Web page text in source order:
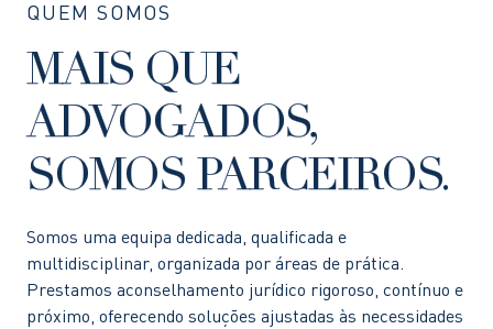
QUEM SOMOS
MAIS QUE
ADVOGADOS,
SOMOS PARCEIROS.
Somos uma equipa dedicada, qualificada e
multidisciplinar, organizada por áreas de prática.
Prestamos aconselhamento jurídico rigoroso, contínuo e
próximo, oferecendo soluções ajustadas às necessidades